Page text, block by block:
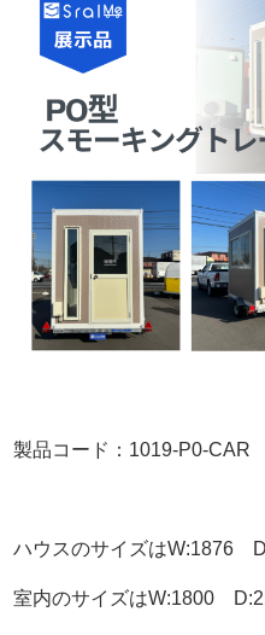
製品コード：1019-P0-CAR
ハウスのサイズはW:1876
室内のサイズはW:1800